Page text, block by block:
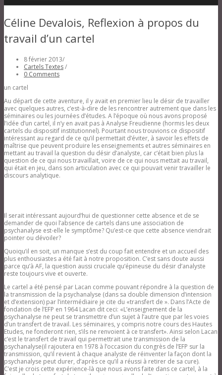
Céline Devalois, Reflexion à propos du
travail d’un cartel
8 février 2013/
Cartels Textes/
0 Comments
un cartel
Au départ de cette aventure, il y avait en premier lieu le désir de travailler
avec quelques autres, c’est-à-dire de les rencontrer autrement que dans les
séminaires ou les journées d’études. A l’époque où nous avons proposé
l’idée d’un cartel, il n’y en avait pas à Analyse Freudienne (hormis les deux
cartels du dispositif institutionnel). Pourtant nous trouvions ce dispositif
intéressant au regard de ce qu’il permettait d’éviter, à savoir les effets de
maîtrise que peuvent produire les enseignements et autres séminaires en
mettant au travail la question du désir d’analyste, car c’était bien plus la
question de ce qui nous travaillait, voire de ce qui nous mettait au travail,
qui était en jeu, dans son articulation avec ce qui pouvait venir travailler le
discours analytique.
Il serait intéressant aujourd’hui de questionner cette absence et de se
demander de quoi l’absence de cartels dans une association de
psychanalyse est-elle le symptôme? Qu’est-ce que cette absence viendrait
pointer ou dévoiler?
Quoiqu’il en soit, un manque s’est du coup fait entendre et un accueil des
plus enthousiastes a été fait à notre proposition. C’est sans doute aussi
parce qu’à AF, la question aussi cruciale qu’épineuse du désir d’analyste
reste toujours vive et ouverte.
Le cartel a été pensé par Lacan comme pouvant répondre à la question de
la transmission de la psychanalyse (dans sa double dimension d’intension
et d’extension) par l’intermédiaire je cite du «transfert de ». Dans l’Acte de
fondation de l’EFP en 1964 Lacan dit ceci: «L’enseignement de la
psychanalyse ne peut se transmettre d’un sujet à l’autre que par les voies
d’un transfert de travail. Les séminaires, y compris notre cours des Hautes
Etudes, ne fonderont rien, s’ils ne renvoient à ce transfert». Ainsi selon Lacan
c’est le transfert de travail qui permettrait une transmission de la
psychanalyse(il rajoutera en 1978 à l’occasion du congrès de l’EFP sur la
transmission, qu’il revient à chaque analyste de réinventer la façon dont la
psychanalyse peut durer, d’après ce qu’il a réussi à retirer de sa cure).
C’est je crois cette expérience-là que nous avons faite dans ce cartel, à la